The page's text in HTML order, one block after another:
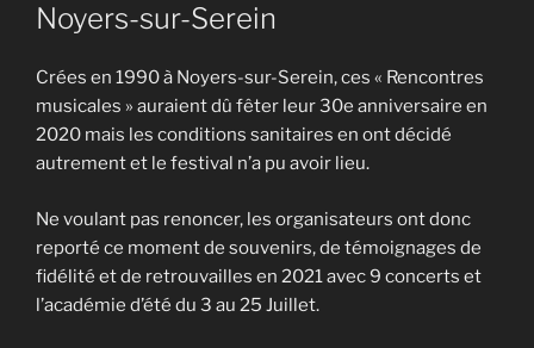
Noyers-sur-Serein
Crées en 1990 à Noyers-sur-Serein, ces « Rencontres
musicales » auraient dû fêter leur 30e anniversaire en
2020 mais les conditions sanitaires en ont décidé
autrement et le festival n’a pu avoir lieu.
Ne voulant pas renoncer, les organisateurs ont donc
reporté ce moment de souvenirs, de témoignages de
fidélité et de retrouvailles en 2021 avec 9 concerts et
l’académie d’été du 3 au 25 Juillet.